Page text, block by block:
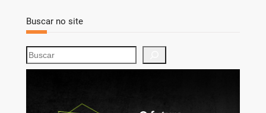
Buscar no site
S
e